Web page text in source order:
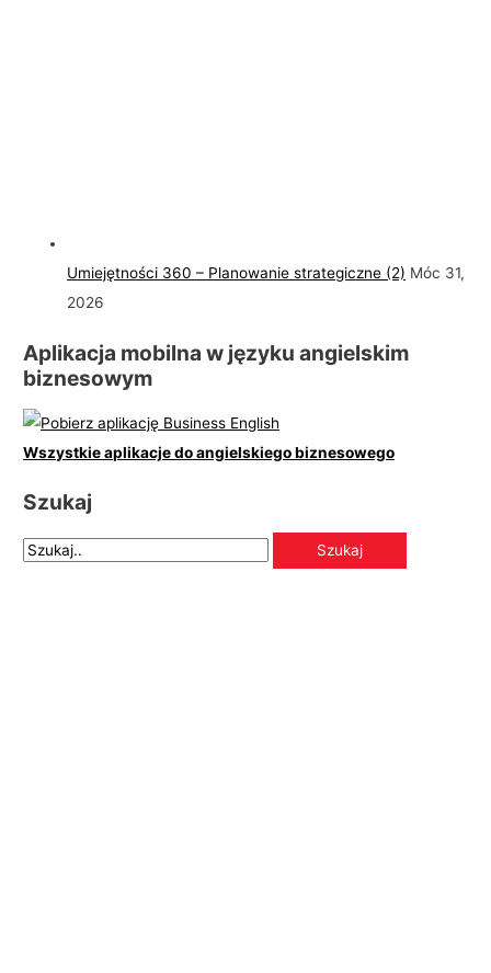
Umiejętności 360 – Planowanie strategiczne (2) Móc 31,
2026
Aplikacja mobilna w języku angielskim
biznesowym
Wszystkie aplikacje do angielskiego biznesowego
Szukaj